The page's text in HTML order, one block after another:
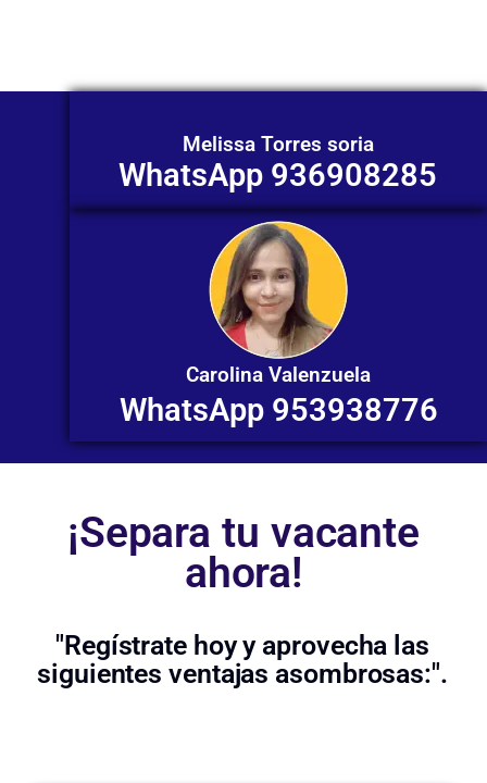
Melissa Torres soria
WhatsApp 936908285
Carolina Valenzuela
WhatsApp 953938776
¡Separa tu vacante
ahora!
"Regístrate hoy y aprovecha las
siguientes ventajas asombrosas:".